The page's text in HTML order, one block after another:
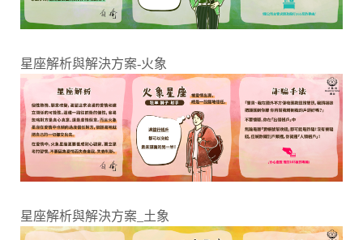
星座解析與解決方案-火象
星座解析與解決方案_土象